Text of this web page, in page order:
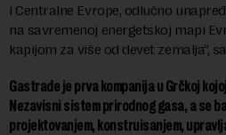
i Centralne Evrope, odlučno
na savremenoj energetskoj mapi
kapijom za više od devet zemalja“,
Gastrade je prva kompanija u Grčkoj
Nezavisni sistem prirodnog gasa, a se
projektovanjem, konstruisanjem,